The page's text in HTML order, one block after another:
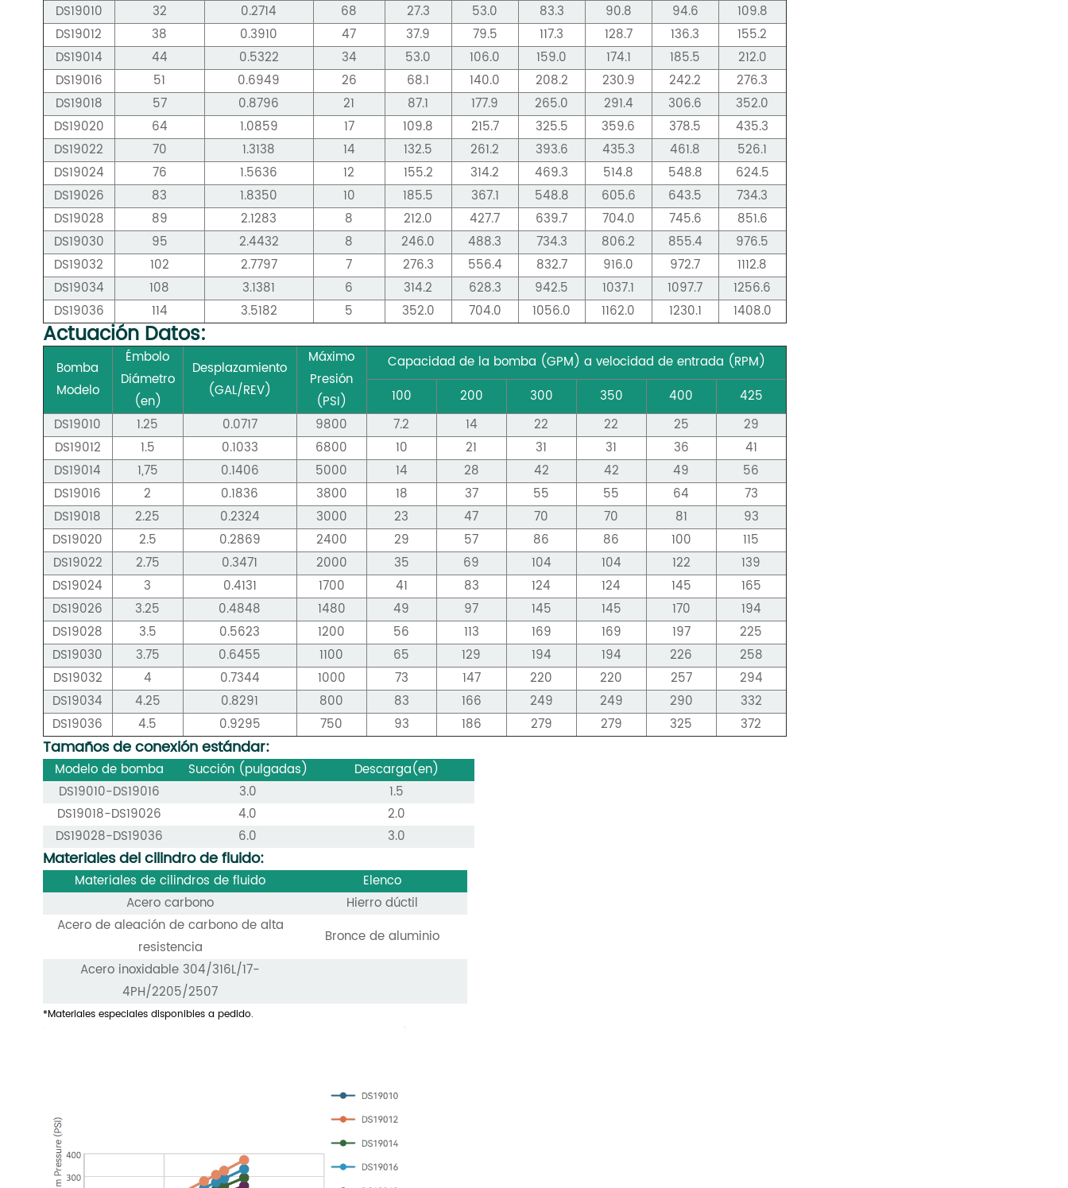
DS19010
32 0.2714 68 27.3 53.0 83.3 90.8 94.6
109.8
DS19012
38 0.3910 47 37.9 79.5 117.3 128.7 136.3
155.2
DS19014
44 0.5322 34 53.0 106.0 159.0 174.1 185.5
212.0
DS19016
51 0.6949 26 68.1 140.0 208.2 230.9 242.2
276.3
DS19018
57 0.8796 21 87.1 177.9 265.0 291.4 306.6
352.0
DS19020
64 1.0859 17 109.8 215.7 325.5 359.6 378.5
435.3
DS19022
70 1.3138 14 132.5 261.2 393.6 435.3 461.8
526.1
DS19024
76 1.5636 12 155.2 314.2 469.3 514.8 548.8
624.5
DS19026
83 1.8350 10 185.5 367.1 548.8 605.6 643.5
734.3
DS19028
89 2.1283 8 212.0 427.7 639.7 704.0 745.6
851.6
DS19030
95 2.4432 8 246.0 488.3 734.3 806.2 855.4
976.5
DS19032
102 2.7797 7 276.3 556.4 832.7 916.0 972.7
1112.8
DS19034
108 3.1381 6 314.2 628.3 942.5 1037.1 1097.7
1256.6
DS19036
114 3.5182 5 352.0 704.0 1056.0 1162.0 1230.1 1408.0
Actuación Datos:
Bomba
Modelo
Émbolo
Diámetro
(en)
Desplazamiento
(GAL/REV)
Máximo
Presión
(PSI)
Capacidad de la bomba (GPM) a velocidad de entrada (RPM)
100
200 300 350 400
425
DS19010
1.25 0.0717 9800 7.2 14 22 22 25
29
DS19012
1.5 0.1033 6800 10 21 31 31 36
41
DS19014
1,75 0.1406 5000 14 28 42 42 49
56
DS19016
2 0.1836 3800 18 37 55 55 64
73
DS19018
2.25 0.2324 3000 23 47 70 70 81
93
DS19020
2.5 0.2869 2400 29 57 86 86 100
115
DS19022
2.75 0.3471 2000 35 69 104 104 122
139
DS19024
3 0.4131 1700 41 83 124 124 145
165
DS19026
3.25 0.4848 1480 49 97 145 145 170
194
DS19028
3.5 0.5623 1200 56 113 169 169 197
225
DS19030
3.75 0.6455 1100 65 129 194 194 226
258
DS19032
4 0.7344 1000 73 147 220 220 257
294
DS19034
4.25 0.8291 800 83 166 249 249 290
332
DS19036
4.5 0.9295 750 93 186 279 279 325 372
Tamaños de conexión estándar:
Modelo de bomba Succión (pulgadas)
Descarga(en)
DS19010-DS19016
3.0
1.5
DS19018-DS19026
4.0
2.0
DS19028-DS19036
6.0 3.0
Materiales del cilindro de fluido:
Materiales de cilindros de fluido
Elenco
Acero carbono
Hierro dúctil
Acero de aleación de carbono de alta
resistencia
Bronce de aluminio
Acero inoxidable 304/316L/17-
4PH/2205/2507
*Materiales especiales disponibles a pedido.